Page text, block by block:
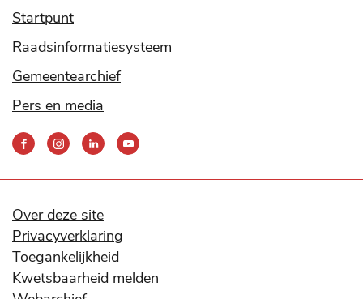
Startpunt
Raadsinformatiesysteem
Gemeentearchief
Pers en media
Bereik
ons
social
media
kanalen
Over deze site
Privacyverklaring
Toegankelijkheid
Kwetsbaarheid melden